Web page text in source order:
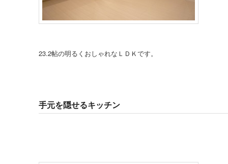
23.2帖の明るくおしゃれなＬＤＫです。
手元を隠せるキッチン